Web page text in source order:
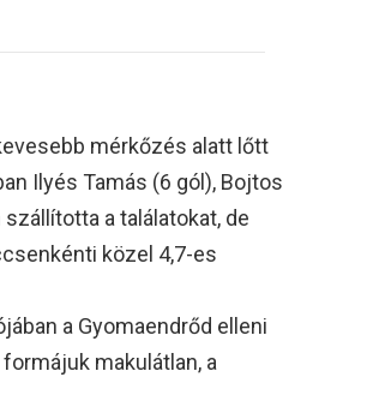
mérkőzés alatt lőtt
Ilyés Tamás (6 gól), Bojtos
a találatokat, de
közel 4,7-es
a Gyomaendrőd elleni
makulátlan, a